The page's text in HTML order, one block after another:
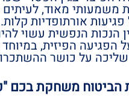
משמעותי מאוד,
פגיעות אורתופדיות
הנכות הנפשית עשוי
הפגיעה הפיזית,
על כושר
הביטוח משחקת בכם